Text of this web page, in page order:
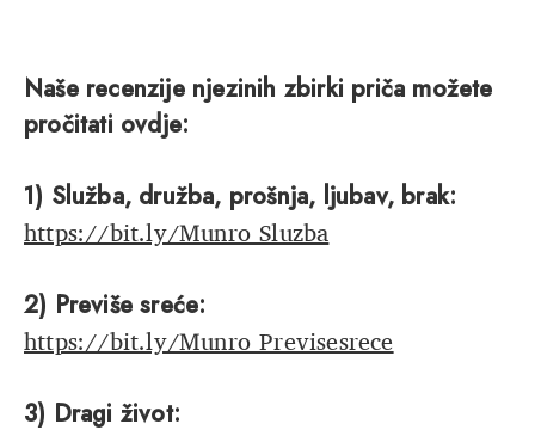
Naše recenzije njezinih zbirki priča možete
pročitati ovdje:
1) Služba, družba, prošnja, ljubav, brak:
https://bit.ly/Munro_Sluzba
2) Previše sreće:
https://bit.ly/Munro_Previsesrece
3) Dragi život: